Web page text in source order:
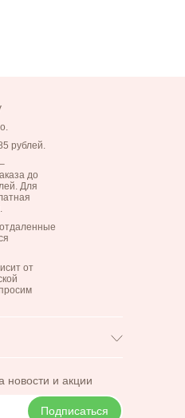
рублей.
до
Для
от
Корпоративным
клиентам
новости и акции
Подписаться